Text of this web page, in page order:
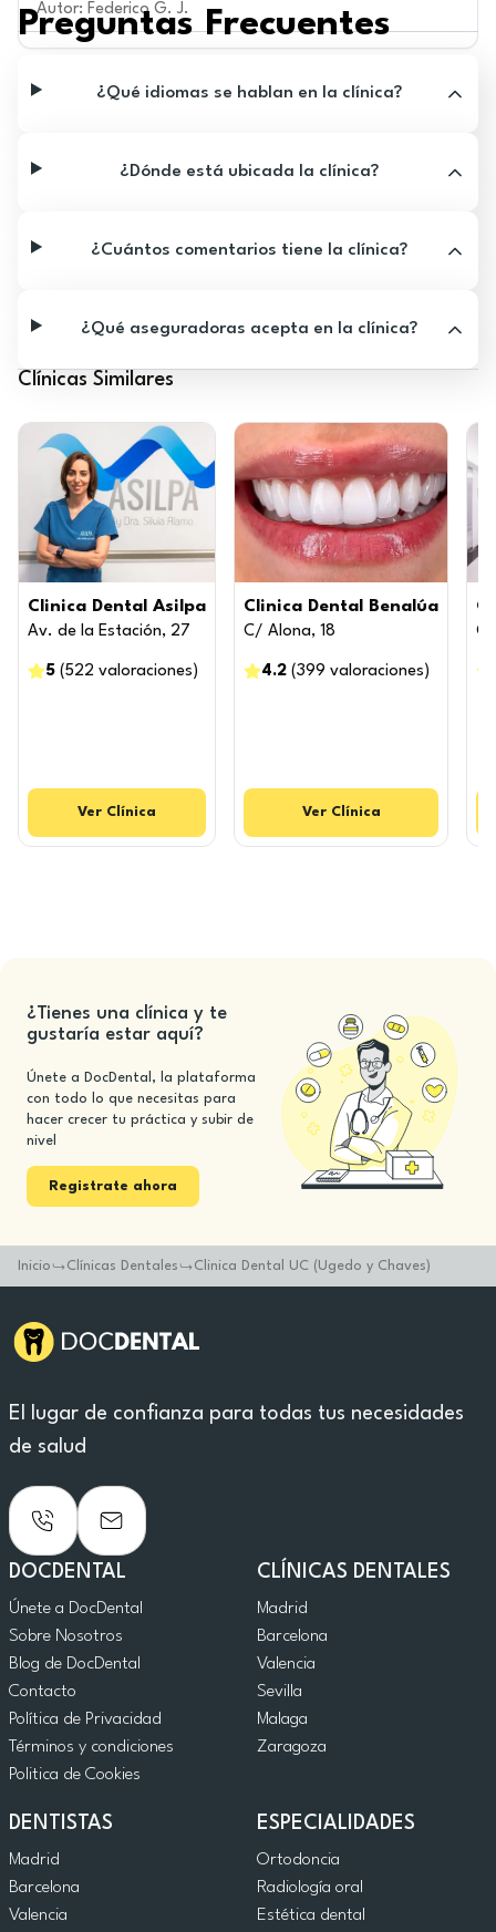
Autor: Federico G. J.
Preguntas Frecuentes
¿Qué idiomas se hablan en la clínica?
¿Dónde está ubicada la clínica?
¿Cuántos comentarios tiene la clínica?
¿Qué aseguradoras acepta en la clínica?
Clínicas Similares
Clinica Dental Asilpa
Av. de la Estación, 27
5 (522 valoraciones )
Ver Clínica
Clinica Dental Benalúa
C/ Alona, 18
4.2 (399 valoraciones )
Ver Clínica
¿Tienes una clínica y te
gustaría estar aquí?
Únete a DocDental, la plataforma
con todo lo que necesitas para
hacer crecer tu práctica y subir de
nivel
Registrate ahora
Inicio Clínicas Dentales Clinica Dental UC (Ugedo y Chaves)
El lugar de confianza para todas tus necesidades
de salud
DOCDENTAL
Únete a DocDental
Sobre Nosotros
Blog de DocDental
Contacto
Política de Privacidad
Términos y condiciones
Politica de Cookies
CLÍNICAS DENTALES
Madrid
Barcelona
Valencia
Sevilla
Malaga
Zaragoza
DENTISTAS
Madrid
Barcelona
Valencia
ESPECIALIDADES
Ortodoncia
Radiología oral
Estética dental